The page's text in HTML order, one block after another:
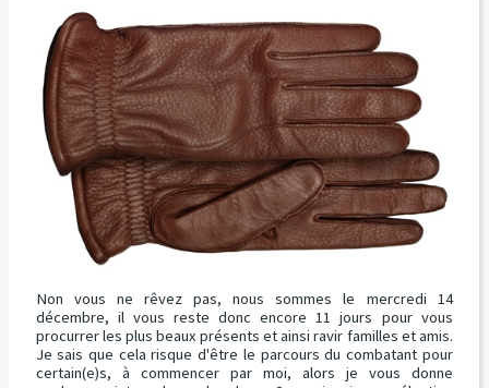
Non vous ne rêvez pas, nous sommes le mercredi 14
décembre, il vous reste donc encore 11 jours pour vous
procurrer les plus beaux présents et ainsi ravir familles et amis.
Je sais que cela risque d'être le parcours du combatant pour
certain(e)s, à commencer par moi, alors je vous donne